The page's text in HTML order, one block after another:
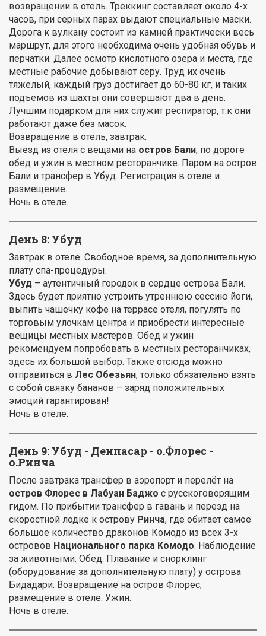
возвращении в отель. Треккинг составляет около 4-х
часов, при серных парах выдают специальные маски.
Дорога к вулкану состоит из камней практически весь
маршрут, для этого необходима очень удобная обувь и
перчатки. Далее осмотр кислотного озера и места, где
местные рабочие добывают серу. Труд их очень
тяжелый, каждый груз достигает до 60-80 кг, и таких
подъемов из шахты они совершают два в день.
Лучшим подарком для них служит респиратор, т.к они
работают даже без масок.
Возвращение в отель, завтрак.
Выезд из отеля с вещами на остров Бали, по дороге
обед и ужин в местном ресторанчике. Паром на остров
Бали и трансфер в Убуд. Регистрация в отеле и
размещение.
Ночь в отеле.
День 8: Убуд
Завтрак в отеле. Свободное время, за дополнительную
плату спа-процедуры.
Убуд – аутентичный городок в сердце острова Бали.
Здесь будет приятно устроить утреннюю сессию йоги,
выпить чашечку кофе на террасе отеля, погулять по
торговым улочкам центра и приобрести интересные
вещицы местных мастеров. Обед и ужин
рекомендуем попробовать в местных ресторанчиках,
здесь их большой выбор. Также отсюда можно
отправиться в Лес Обезьян, только обязательно взять
с собой связку бананов – заряд положительных
эмоций гарантирован!
Ночь в отеле.
День 9: Убуд - Денпасар - о.Флорес -
о.Ринча
После завтрака трансфер в аэропорт и перелёт на
остров Флорес в Лабуан Баджо с русскоговорящим
гидом. По прибытии трансфер в гавань и перезд на
скоростной лодке к острову Ринча, где обитает самое
большое количество драконов Комодо из всех 3-х
островов Национального парка Комодо. Наблюдение
за животными. Обед. Плавание и снорклинг
(оборудование за дополнительную плату) у острова
Бидадари. Возвращение на остров Флорес,
размещение в отеле. Ужин.
Ночь в отеле.